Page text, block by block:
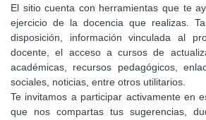
El sitio cuenta con herramientas que te
ejercicio de la docencia que realizas.
disposición, información vinculada al
docente, el acceso a cursos de
académicas, recursos pedagógicos,
sociales, noticias, entre otros utilitarios.
Te invitamos a participar activamente en
que nos compartas tus sugerencias,